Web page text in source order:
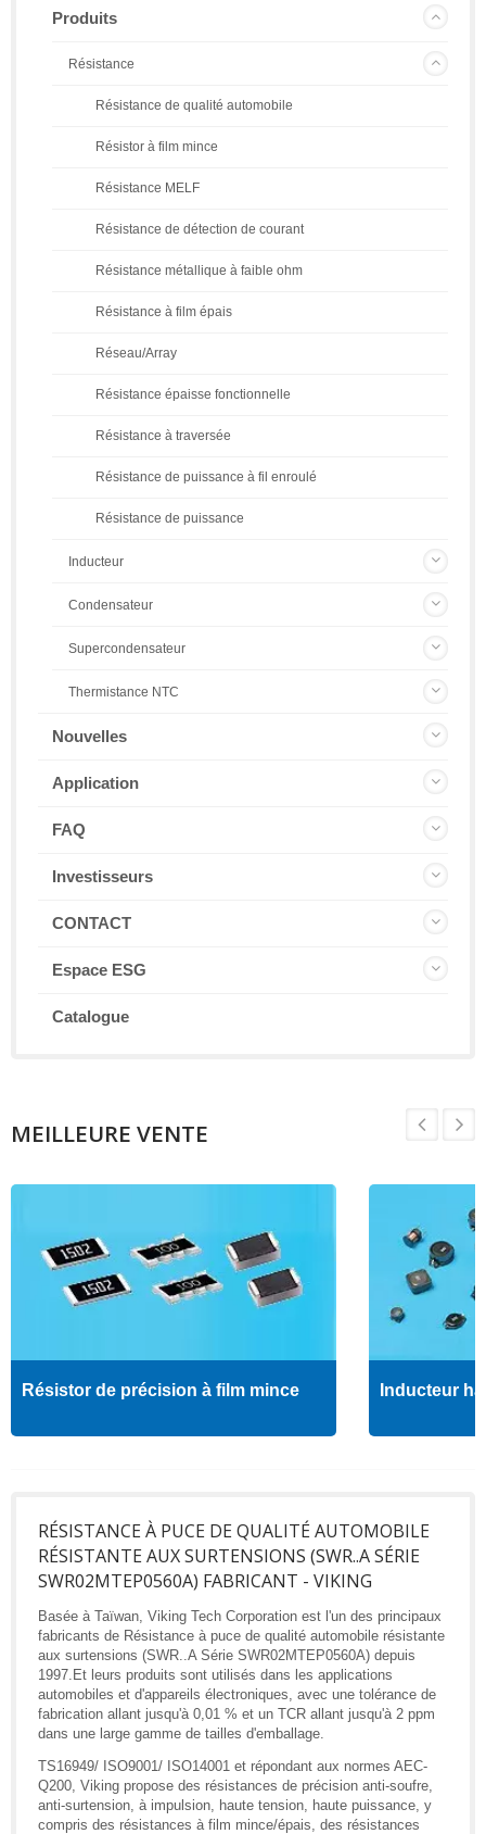
Produits
Résistance
Résistance de qualité automobile
Résistor à film mince
Résistance MELF
Résistance de détection de courant
Résistance métallique à faible ohm
Résistance à film épais
Réseau/Array
Résistance épaisse fonctionnelle
Résistance à traversée
Résistance de puissance à fil enroulé
Résistance de puissance
Inducteur
Condensateur
Supercondensateur
Thermistance NTC
Nouvelles
Application
FAQ
Investisseurs
CONTACT
Espace ESG
Catalogue
MEILLEURE VENTE
Résistor de précision à film mince Inducteur
RÉSISTANCE À PUCE DE QUALITÉ AUTOMOBILE
RÉSISTANTE AUX SURTENSIONS (SWR..A SÉRIE
SWR02MTEP0560A) FABRICANT - VIKING
Basée à Taïwan, Viking Tech Corporation est l'un des principaux
fabricants de Résistance à puce de qualité automobile résistante
aux surtensions (SWR..A Série SWR02MTEP0560A) depuis
1997.Et leurs produits sont utilisés dans les applications
automobiles et d'appareils électroniques, avec une tolérance de
fabrication allant jusqu'à 0,01 % et un TCR allant jusqu'à 2 ppm
dans une large gamme de tailles d'emballage.
TS16949/ ISO9001/ ISO14001 et répondant aux normes AEC-
Q200, Viking propose des résistances de précision anti-soufre,
anti-surtension, à impulsion, haute tension, haute puissance, y
compris des résistances à film mince/épais, des résistances